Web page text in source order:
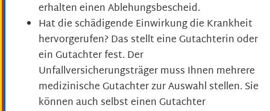
erhalten einen Ablehungsbescheid.
Hat die schädigende Einwirkung die Krankheit
hervorgerufen? Das stellt eine Gutachterin oder
ein Gutachter fest. Der
Unfallversicherungsträger muss Ihnen mehrere
medizinische Gutachter zur Auswahl stellen. Sie
können auch selbst einen Gutachter